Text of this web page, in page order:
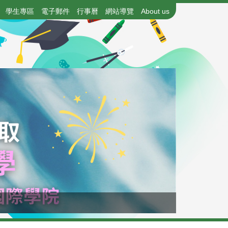
學生專區 電子郵件 行事曆 網站導覽 About us